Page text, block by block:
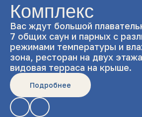
Комплекс
Вас ждут большой
7 общих саун и парных с
режимами температуры и
зона, ресторан на двух
видовая терраса на крыше.
Подробнее